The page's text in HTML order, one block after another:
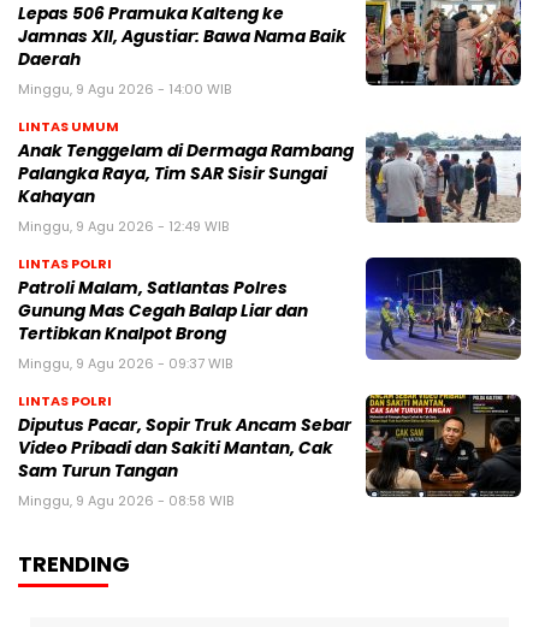
Lepas 506 Pramuka Kalteng ke
Jamnas XII, Agustiar: Bawa Nama Baik
Daerah
Minggu, 9 Agu 2026 - 14:00 WIB
LINTAS UMUM
Anak Tenggelam di Dermaga Rambang
Palangka Raya, Tim SAR Sisir Sungai
Kahayan
Minggu, 9 Agu 2026 - 12:49 WIB
LINTAS POLRI
Patroli Malam, Satlantas Polres
Gunung Mas Cegah Balap Liar dan
Tertibkan Knalpot Brong
Minggu, 9 Agu 2026 - 09:37 WIB
LINTAS POLRI
Diputus Pacar, Sopir Truk Ancam Sebar
Video Pribadi dan Sakiti Mantan, Cak
Sam Turun Tangan
Minggu, 9 Agu 2026 - 08:58 WIB
TRENDING